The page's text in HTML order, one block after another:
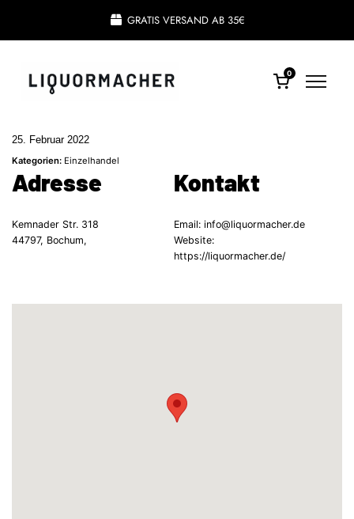
GRATIS VERSAND AB 35€
0
25. Februar 2022
Kategorien: Einzelhandel
Adresse
Kemnader Str. 318
44797, Bochum,
Kontakt
Email: info@liquormacher.de
Website:
https://liquormacher.de/